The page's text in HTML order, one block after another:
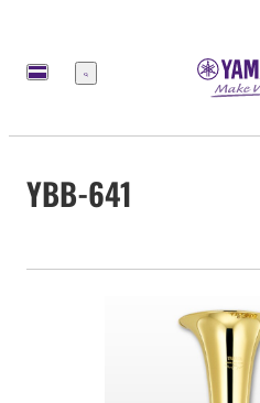
메
YBB-641